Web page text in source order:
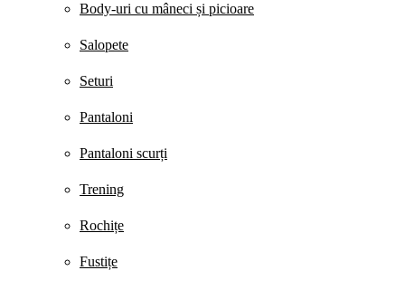
Body-uri cu mâneci și picioare
Salopete
Seturi
Pantaloni
Pantaloni scurți
Trening
Rochițe
Fustițe